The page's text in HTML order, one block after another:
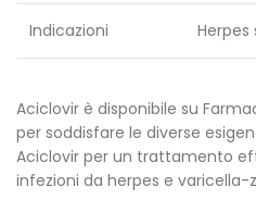
Indicazioni
Aciclovir è disponibile su
per soddisfare le diverse
Aciclovir per un trattamento
infezioni da herpes e varicella-